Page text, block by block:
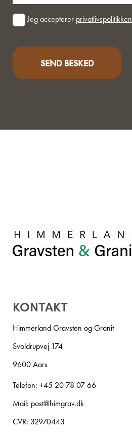
ConsentJeg accepterer privatlivspolitikken
KONTAKT
Himmerland Gravsten og Granit
Svoldrupvej 174
9600 Aars
Telefon: +45 20 78 07 66
Mail: post@himgrav.dk
CVR: 32970443